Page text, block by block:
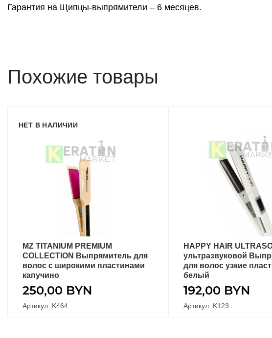
Гарантия на Щипцы-выпрямители – 6 месяцев.
Похожие товары
НЕТ В НАЛИЧИИ
ПОДРОБНЕЕ
MZ TITANIUM PREMIUM
COLLECTION Выпрямитель для
волос с широкими пластинами
капучино
250,00 BYN
Артикул: K464
В КОРЗИНУ
HAPPY HAIR
ультразвуковой
для волос узкие
белый
192,00 BYN
Артикул: K123